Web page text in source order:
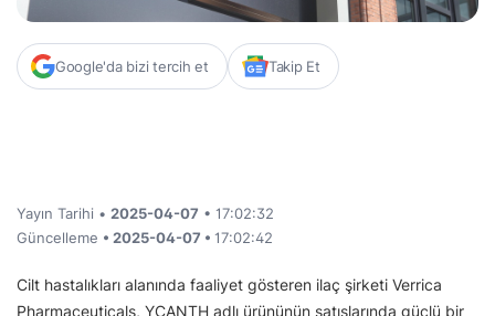
Google'da bizi tercih et Takip Et
Yayın Tarihi • 2025-04-07 • 17:02:32
Güncelleme • 2025-04-07 • 17:02:42
Cilt hastalıkları alanında faaliyet gösteren ilaç şirketi Verrica
Pharmaceuticals, YCANTH adlı ürününün satışlarında güçlü bir